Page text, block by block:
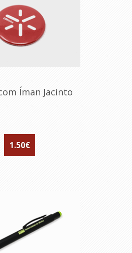
Íman Jacinto
1.50€